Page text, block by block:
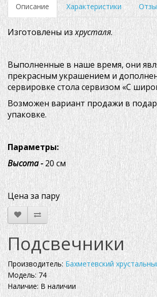
Описание Характеристики
Изготовлены изхрусталя.
Выполненные в наше время, они
прекрасным украшением и
сервировке стола сервизом «С
Возможен вариант продажи в
упаковке.
Параметры:
Высота -20 см
Цена за пару
Подсвечники
Производитель: Бахметевский
Модель: 74
Наличие: В наличии